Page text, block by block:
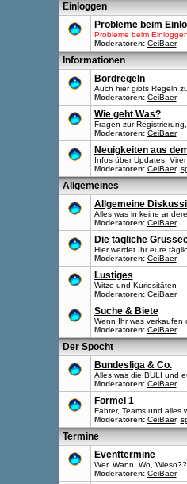
Einloggen
Probleme beim
Probleme beim
Moderatoren: CeiBaer
Informationen
Bordregeln
Auch hier gibts Regeln
Moderatoren: CeiBaer
Wie geht Was?
Fragen zur
Moderatoren: CeiBaer
Neuigkeiten aus
Infos über Updates,
Moderatoren: CeiBaer,
Allgemeines
Allgemeine
Alles was in keine
Moderatoren: CeiBaer
Die tägliche
Hier werdet Ihr eure
Moderatoren: CeiBaer
Lustiges
Witze und Kuriositäten
Moderatoren: CeiBaer
Suche & Biete
Wenn Ihr was verkaufen
Moderatoren: CeiBaer
Der Spocht
Bundesliga & Co.
Alles was die BULI und
Moderatoren: CeiBaer
Formel 1
Fahrer, Teams und alles
Moderatoren: CeiBaer,
Termine
Eventtermine
Wer, Wann, Wo,
Moderatoren: CeiBaer